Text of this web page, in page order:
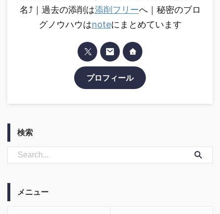
名⤴︎｜過去の添削は添削フリーへ｜秘密のブロ
グノウハウはnoteにまとめています
プロフィール
検索
メニュー